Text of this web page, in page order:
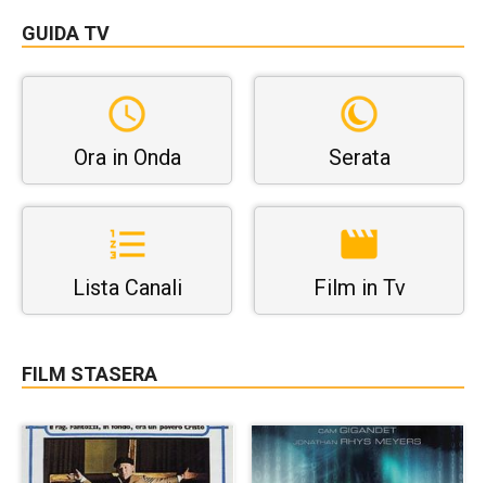
GUIDA TV
Ora in Onda Serata
Lista Canali Film in Tv
FILM STASERA